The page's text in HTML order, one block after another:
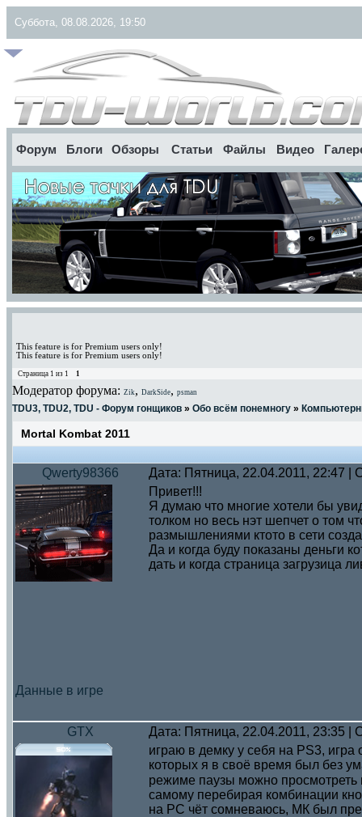
Суббота, 08.08.2026, 19:50
Форум Блоги Обзоры Статьи Файлы Видео
This feature is for Premium users only!
This feature is for Premium users only!
Страница 1 из 1 1
Модератор форума: Zik, DarkSide, psman
TDU3, TDU2, TDU - Форум гонщиков » Обо всём понемногу »
Mortal Kombat 2011
Qwerty98366 Дата: Пятница, 22.04.2011, 22:47
Данные в игре
Привет!!!
Я думаю что многие хотели бы
толком но весь нэт шепчет о том
размышлениями ктото в сети
Да и когда буду показаны деньги
дать и когда страница загрузица
GTX Дата: Пятница, 22.04.2011, 23:35
играю в демку у себя на PS3, игра
которых я в своё время был без
режиме паузы можно просмотреть
самому перебирая комбинации
на РС чёт сомневаюсь, МК был